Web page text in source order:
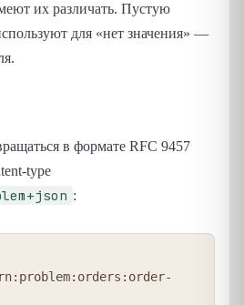
их различать. Пустую
для «нет значения» —
в формате RFC 9457
type
: